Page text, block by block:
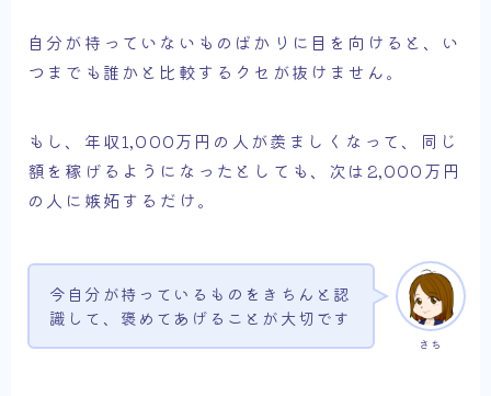
自分が持っていないものばかりに目を向けると、い
つまでも誰かと比較するクセが抜けません。
もし、年収1,000万円の人が羨ましくなって、同じ
額を稼げるようになったとしても、次は2,000万円
の人に嫉妬するだけ。
さち
今自分が持っているものをきちんと認
識して、褒めてあげることが大切です